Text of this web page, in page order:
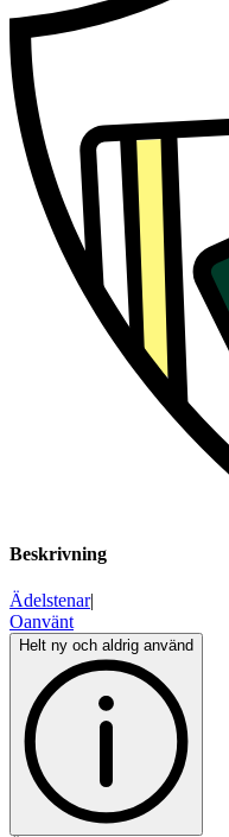
Beskrivning
Ädelstenar|
Oanvänt
Helt ny och aldrig använd